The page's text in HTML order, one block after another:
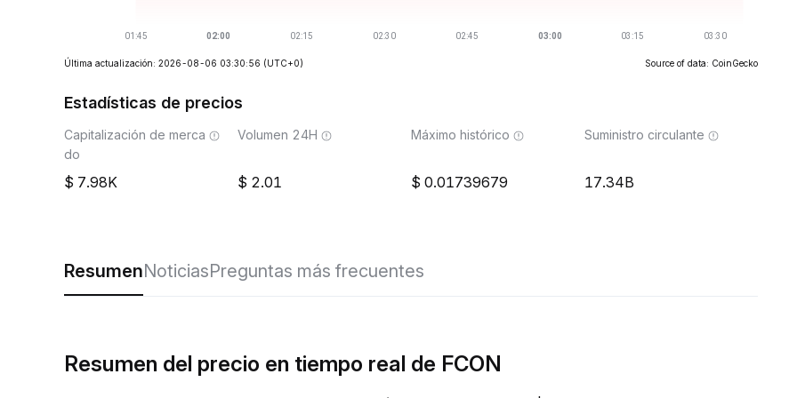
Última actualización: 2026-08-06 03:30:56 (UTC+0) Source of data: CoinGecko
Estadísticas de precios
Capitalización de merca
do
7.98K
Volumen 24H
2.01
Máximo histórico
0.01739679
Suministro circulante
17.34B
ResumenNoticiasPreguntas más frecuentes
Resumen del precio en tiempo real de FCON